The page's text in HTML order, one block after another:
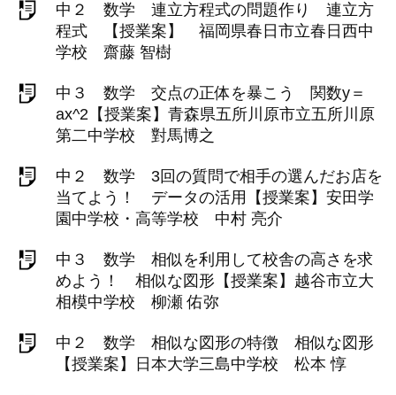
中２ 数学 連立方程式の問題作り 連立方
程式 【授業案】 福岡県春日市立春日西中
学校 齋藤 智樹
中３ 数学 交点の正体を暴こう 関数y＝
ax^2【授業案】青森県五所川原市立五所川原
第二中学校 對馬博之
中２ 数学 3回の質問で相手の選んだお店を
当てよう！ データの活用【授業案】安田学
園中学校・高等学校 中村 亮介
中３ 数学 相似を利用して校舎の高さを求
めよう！ 相似な図形【授業案】越谷市立大
相模中学校 柳瀬 佑弥
中２ 数学 相似な図形の特徴 相似な図形
【授業案】日本大学三島中学校 松本 惇